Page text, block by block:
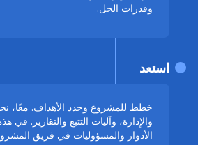
وقدرات الحل.
خطط للمشروع وحدد الأهداف. معًا،
والإدارة، وآليات التتبع والتقارير. في
الأدوار والمسؤوليات في فريق
استعد